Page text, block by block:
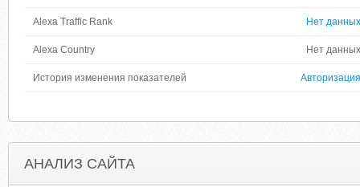
Alexa Traffic Rank Нет данных
Alexa Country Нет данных
История изменения показателей Авторизация
АНАЛИЗ САЙТА